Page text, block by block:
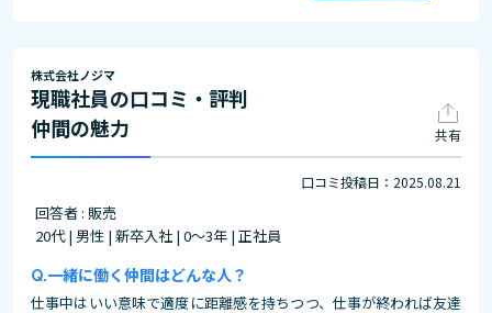
株式会社ノジマ
現職社員の口コミ・評判
仲間の魅力
共有
口コミ投稿日：2025.08.21
回答者 : 販売
20代 | 男性 | 新卒入社 | 0～3年 | 正社員
一緒に働く仲間はどんな人？
仕事中はいい意味で適度に距離感を持ちつつ、仕事が終われば友達